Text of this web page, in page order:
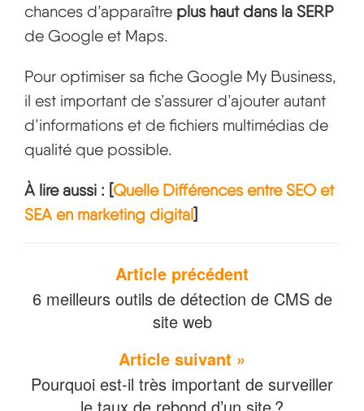
chances d’apparaître plus haut dans la SERP
de Google et Maps.
Pour optimiser sa fiche Google My Business,
il est important de s’assurer d’ajouter autant
d’informations et de fichiers multimédias de
qualité que possible.
À lire aussi : [Quelle Différences entre SEO et
SEA en marketing digital]
Article précédent
6 meilleurs outils de détection de CMS de
site web
Article suivant »
Pourquoi est-il très important de surveiller